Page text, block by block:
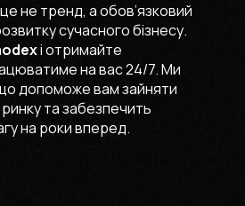
не тренд, а обов’язковий
сучасного бізнесу.
і отримайте
на вас 24/7. Ми
допоможе вам зайняти
ринку та забезпечить
на роки вперед.